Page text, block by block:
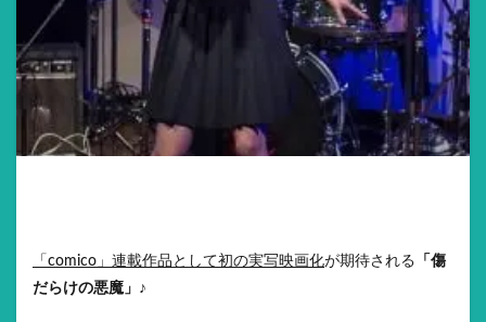
「comico」連載作品として初の実写映画化が期待される 「傷
だらけの悪魔」 ♪